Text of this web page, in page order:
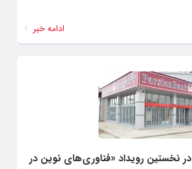
ادامه خبر
نخستین رویداد «فناوری‌های نوین در